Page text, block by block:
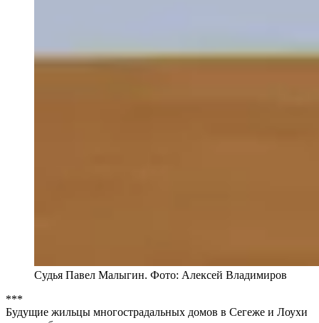
Судья Павел Малыгин. Фото: Алексей Владимиров
***
Будущие жильцы многострадальных домов в Сегеже и Лоухи